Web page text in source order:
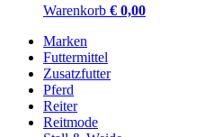
Warenkorb € 0,00
Marken
Futtermittel
Zusatzfutter
Pferd
Reiter
Reitmode